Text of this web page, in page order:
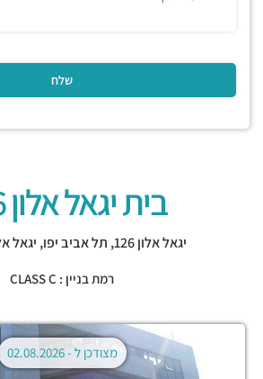
בית יגאל אלון 126
יגאל אלון 126, תל אביב יפו, יגאל
רמת בניין : CLASS C
מצודכן ל -02.08.2026